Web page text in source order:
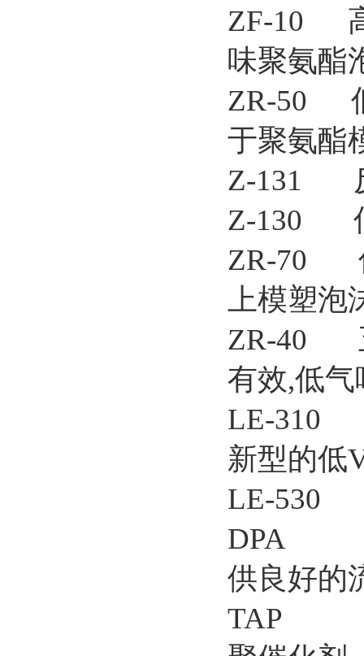
ZF-10 高
味聚氨酯
ZR-50
于聚氨酯
Z-131 反
Z-130 低
ZR-70
上模塑
ZR-40
有效,低
LE-310
新型的低
LE-530
DPA 低
供良好的
TAP 1-